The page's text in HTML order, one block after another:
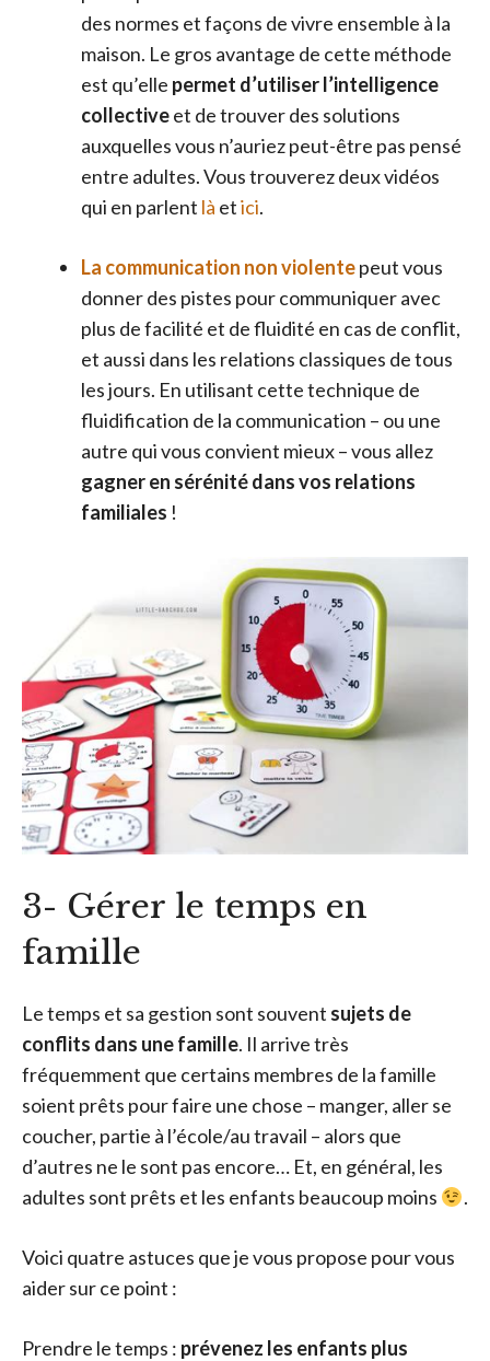
des normes et façons de vivre ensemble à la
maison. Le gros avantage de cette méthode
est qu’elle permet d’utiliser l’intelligence
collectiveet de trouver des solutions
auxquelles vous n’auriez peut-être pas pensé
entre adultes. Vous trouverez deux vidéos
qui en parlent là etici.
La communication non violentepeut vous
donner des pistes pour communiquer avec
plus de facilité et de fluidité en cas de conflit,
et aussi dans les relations classiques de tous
les jours. En utilisant cette technique de
fluidification de la communication – ou une
autre qui vous convient mieux – vous allez
gagner en sérénité dans vos relations
familiales !
3- Gérer le temps en
famille
Le temps et sa gestion sont souvent sujets de
conflits dans une famille. Il arrive très
fréquemment que certains membres de la famille
soient prêts pour faire une chose – manger, aller se
coucher, partie à l’école/au travail – alors que
d’autres ne le sont pas encore… Et, en général, les
adultes sont prêts et les enfants beaucoup moins
.
Voici quatre astuces que je vous propose pour vous
aider sur ce point :
Prendre le temps : prévenez les enfants plus